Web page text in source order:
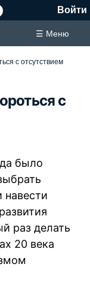
Войти
☰ Меню
с отсутствием
с
было
навести
раз делать
20 века